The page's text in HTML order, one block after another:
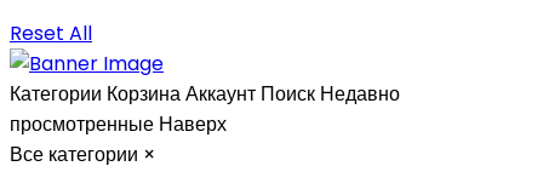
Reset All
Категории КорзинаАккаунт Поиск Недавно
просмотренные Наверх
Все категории ×